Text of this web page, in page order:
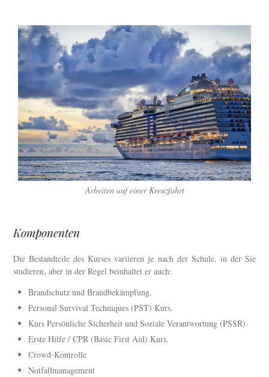
Arbeiten auf einer Kreuzfahrt
Komponenten
Die Bestandteile des Kurses variieren je nach der Schule, in der Sie
studieren, aber in der Regel beinhaltet er auch:
Brandschutz und Brandbekämpfung.
Personal Survival Techniques (PST) Kurs.
Kurs Persönliche Sicherheit und Soziale Verantwortung (PSSR).
Erste Hilfe / CPR (Basic First Aid) Kurs.
Crowd-Kontrolle
Notfallmanagement